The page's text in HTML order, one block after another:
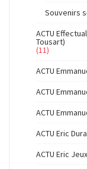
Souvenirs
ACTU
Tousart)
(11)
ACTU
ACTU
ACTU
ACTU Eric
ACTU Eric